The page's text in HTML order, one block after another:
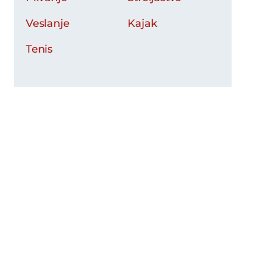
Veslanje
Kajak
Tenis